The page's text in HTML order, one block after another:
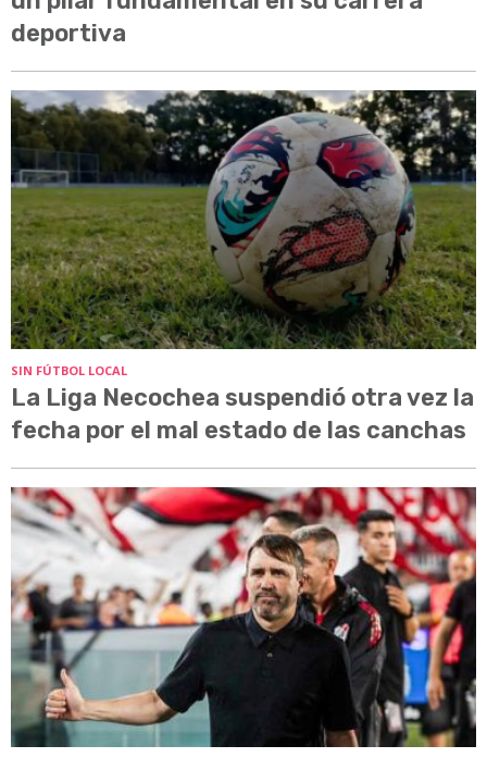
deportiva
SIN FÚTBOL LOCAL
La Liga Necochea suspendió otra vez la
fecha por el mal estado de las canchas